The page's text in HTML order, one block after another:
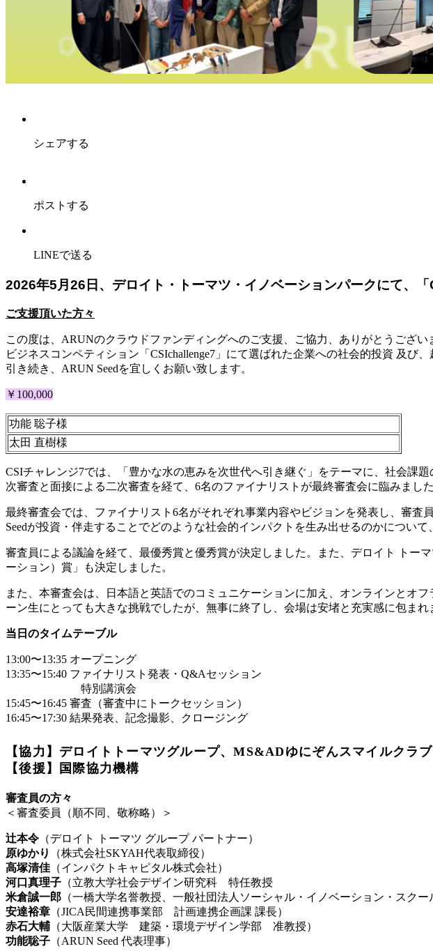
シェアする
ポストする
LINEで送る
2026年5月26日、デロイト・トーマツ・イノベーションパークにて、
ご支援頂いた方々
この度は、 ARUNのクラウドファンディングへのご支援、ご協力、ありがとうござい
ビジネスコンペティション「CSIchallenge7」にて選ばれた企業への社会的投資 及び
引き続き、ARUN Seedを宜しくお願い致します。
￥100,000
功能 聡子様
太田 直樹様
CSIチャレンジ7では、「豊かな水の恵みを次世代へ引き継ぐ」をテーマに、社会課
次審査と面接による二次審査を経て、6名のファイナリストが最終審査会に臨みました
最終審査会では、ファイナリスト6名がそれぞれ事業内容やビジョンを発表し、審
Seedが投資・伴走することでどのような社会的インパクトを生み出せるのかについ
審査員による議論を経て、最優秀賞と優秀賞が決定しました。また、デロイト トー
ーション）賞」も決定しました。
また、本審査会は、日本語と英語でのコミュニケーションに加え、オンラインとオ
ーン生にとっても大きな挑戦でしたが、無事に終了し、会場は安堵と充実感に包まれ
当日のタイムテーブル
13:00〜13:35 オープニング
13:35〜15:40 ファイナリスト発表・Q&Aセッション
特別講演会
15:45〜16:45 審査（審査中にトークセッション）
16:45〜17:30 結果発表、記念撮影、クロージング
【協力】デロイトトーマツグループ、MS&ADゆにぞんスマイルクラ
【後援】国際協力機構
審査員の方々
＜ 審査委員（順不同、敬称略）＞
辻本令 （デロイト トーマツ グループ パートナー）
原ゆかり
（株式会社SKYAH代表取締役）
高塚清佳 （インパクトキャピタル株式会社）
河口真理子 （立教大学社会デザイン研究科 特任教授
米倉誠一郎 （一橋大学名誉教授、一般社団法人ソーシャル・イノベーション・スクー
安達裕章 （JICA民間連携事業部 計画連携企画課 課長）
赤石大輔 （大阪産業大学 建築・環境デザイン学部 准教授）
功能聡子 （ARUN Seed 代表理事）